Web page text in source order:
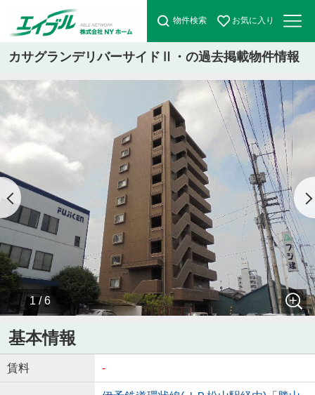
物件検索 お気に入り
カサグランデリバーサイドⅡ・の過去掲載物件情報
1 / 6
基本情報
賃料 -